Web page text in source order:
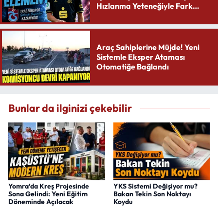
Hızlanma Yeteneğiyle Fark
Araç Sahiplerine Müjde! Yeni
Sistemle Eksper Ataması
Otomatiğe Bağlandı
Bunlar da ilginizi çekebilir
Yomra’da Kreş Projesinde
Sona Gelindi: Yeni Eğitim
Döneminde Açılacak
YKS Sistemi Değişiyor mu?
Bakan Tekin Son Noktayı
Koydu